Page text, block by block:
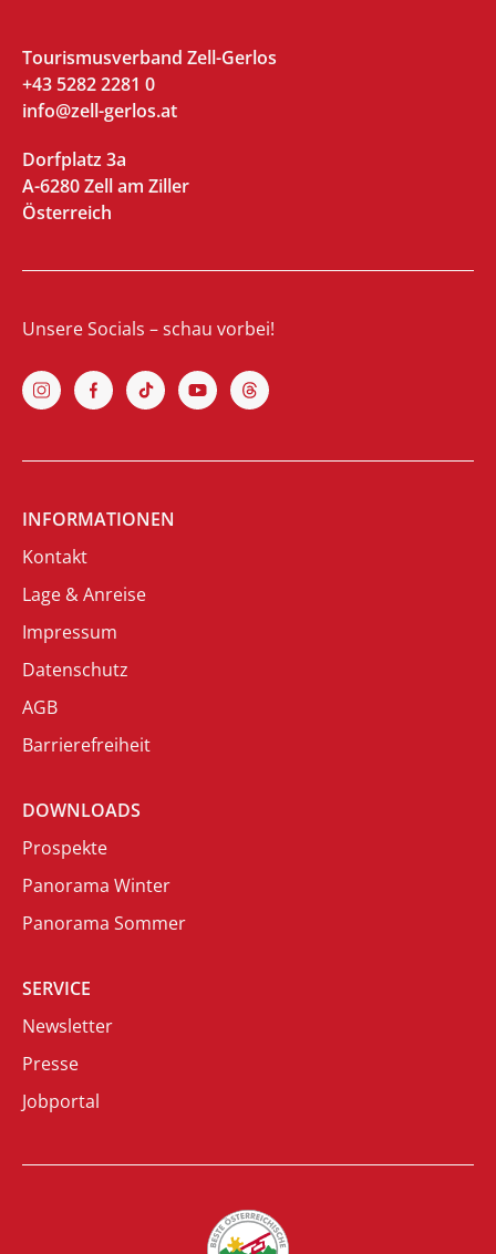
Tourismusverband Zell-Gerlos
+43 5282 2281 0
info@zell-gerlos.at
Dorfplatz 3a
A-6280 Zell am Ziller
Österreich
Unsere Socials – schau vorbei!
INFORMATIONEN
Kontakt
Lage & Anreise
Impressum
Datenschutz
AGB
Barrierefreiheit
DOWNLOADS
Prospekte
Panorama Winter
Panorama Sommer
SERVICE
Newsletter
Presse
Jobportal